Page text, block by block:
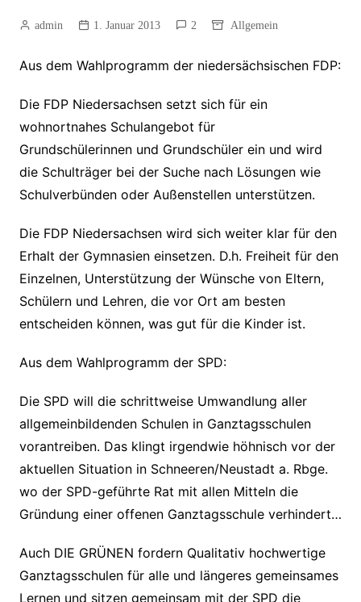
admin 1. Januar 2013 2 Allgemein
Aus dem Wahlprogramm der niedersächsischen FDP:
Die FDP Niedersachsen setzt sich für ein
wohnortnahes Schulangebot für
Grundschülerinnen und Grundschüler ein und wird
die Schulträger bei der Suche nach Lösungen wie
Schulverbünden oder Außenstellen unterstützen.
Die FDP Niedersachsen wird sich weiter klar für den
Erhalt der Gymnasien einsetzen. D.h. Freiheit für den
Einzelnen, Unterstützung der Wünsche von Eltern,
Schülern und Lehren, die vor Ort am besten
entscheiden können, was gut für die Kinder ist.
Aus dem Wahlprogramm der SPD:
Die SPD will die schrittweise Umwandlung aller
allgemeinbildenden Schulen in Ganztagsschulen
vorantreiben. Das klingt irgendwie höhnisch vor der
aktuellen Situation in Schneeren/Neustadt a. Rbge.
wo der SPD-geführte Rat mit allen Mitteln die
Gründung einer offenen Ganztagsschule verhindert…
Auch DIE GRÜNEN fordern Qualitativ hochwertige
Ganztagsschulen für alle und längeres gemeinsames
Lernen und sitzen gemeinsam mit der SPD die